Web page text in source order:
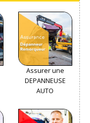
Assurer une
DEPANNEUSE
AUTO